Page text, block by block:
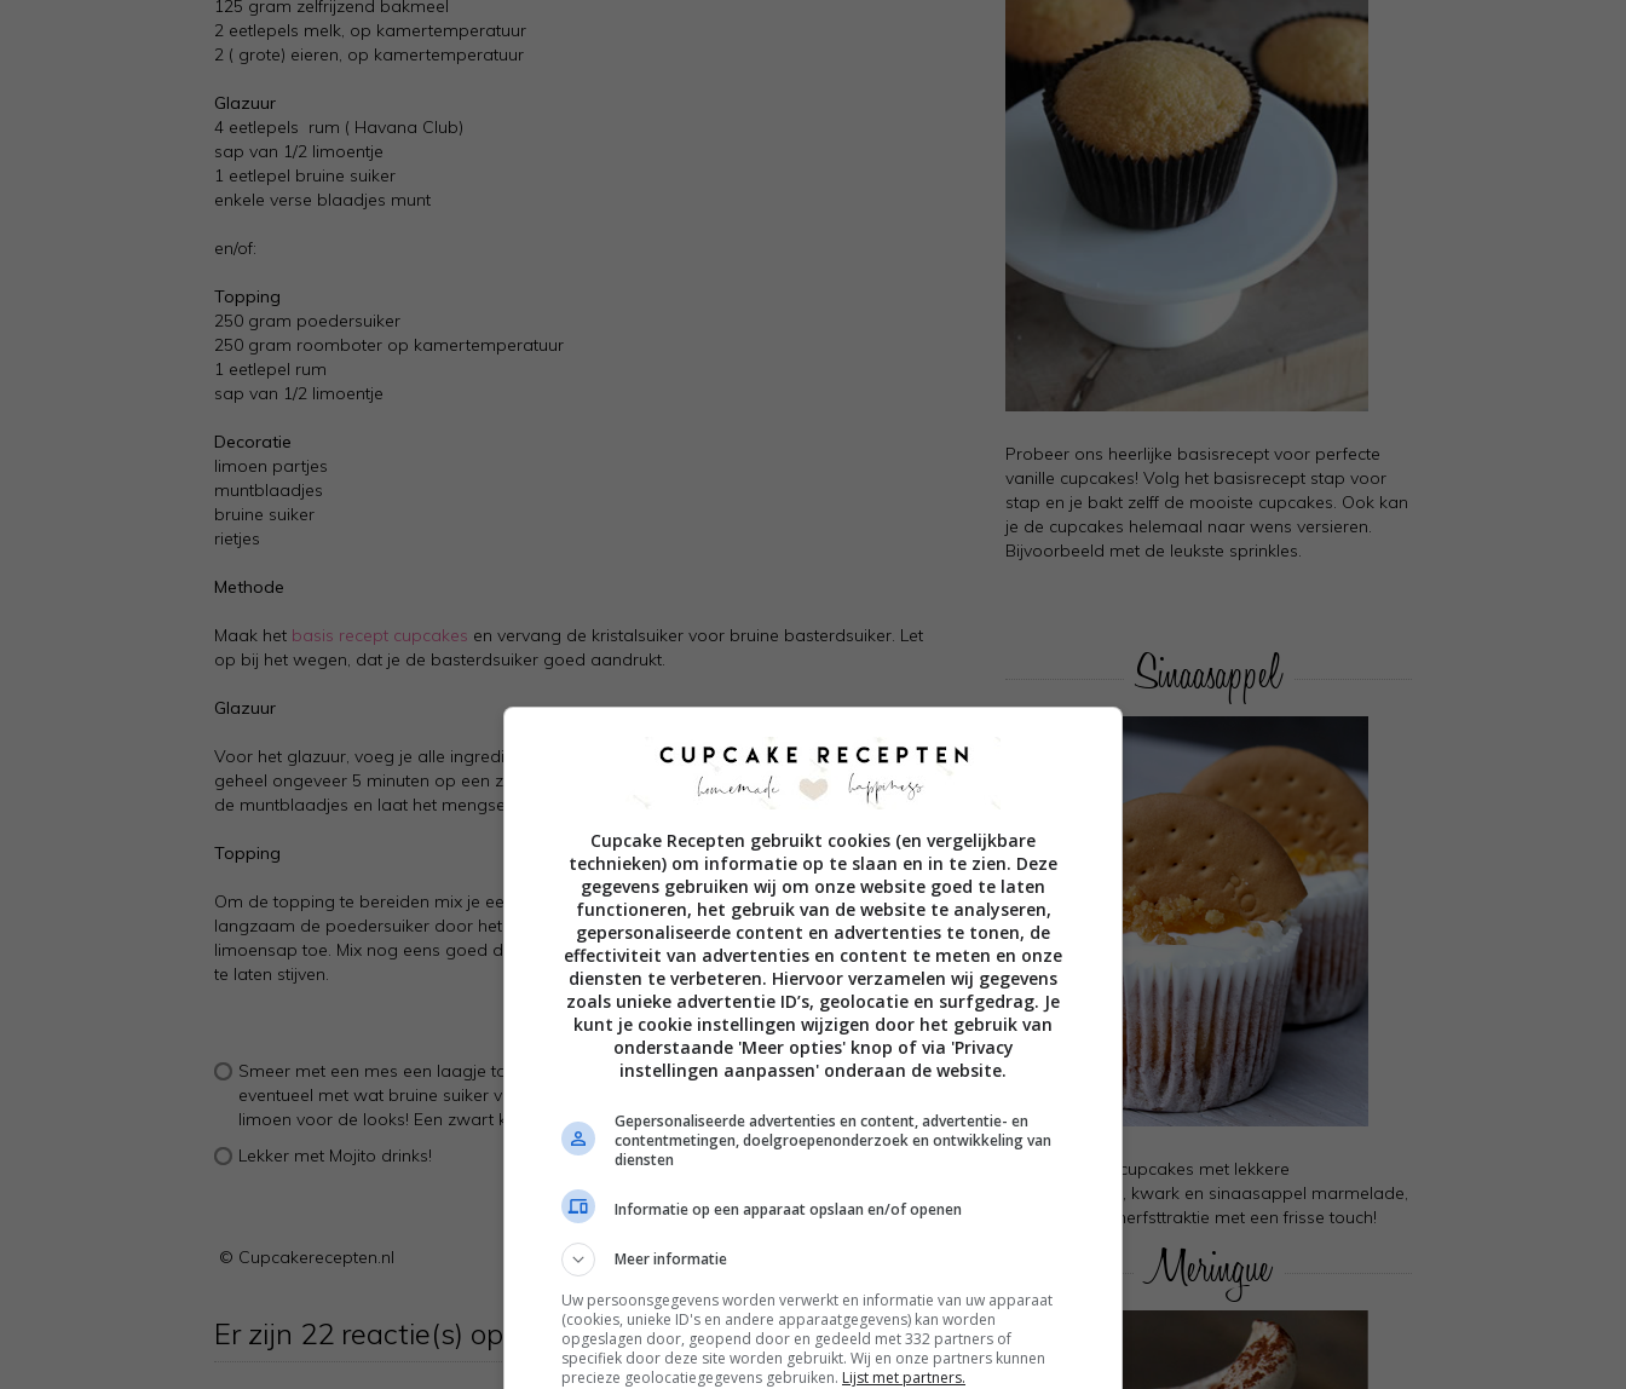
125 gram zelfrijzend bakmeel
2 eetlepels melk, op kamertemperatuur
2 ( grote) eieren, op kamertemperatuur
Glazuur
4 eetlepels rum ( Havana Club)
sap van 1/2 limoentje
1 eetlepel bruine suiker
enkele verse blaadjes munt
en/of:
Topping
250 gram poedersuiker
250 gram roomboter op kamertemperatuur
1 eetlepel rum
sap van 1/2 limoentje
Decoratie
limoen partjes
muntblaadjes
bruine suiker
rietjes
Methode
Maak het basis recept cupcakes en vervang de kristalsuiker voor bruine basterdsuiker. Let
op bij het wegen, dat je de basterdsuiker goed aandrukt.
Glazuur
Voor het glazuur, voeg je alle ingrediënten bij elkaar in in een steelpan. Verwarm het
geheel ongeveer 5 minuten op een zacht vuur zodat het licht inkookt. Blijf roeren. Verwijder
de muntblaadjes en laat het mengsel afkoelen. Smeer het mengsel op de cupcakes.
Topping
Om de topping te bereiden mix je eerst de boter tot een smeuïg geheel. Meng dan
langzaam de poedersuiker door het boter mengsel mooi luchtig beslag. Voeg rum en
limoensap toe. Mix nog eens goed door. Zet de topping even in de koelkast om goed op
te laten stijven.
Smeer met een mes een laagje topping op de cakejes of gebruik een spuitzak. Garneer
eventueel met wat bruine suiker voor wat extra crunch en een blaadje munt of partje
limoen voor de looks! Een zwart klein dik rietje staat ook feestelijk.
Lekker met Mojito drinks!
© Cupcakerecepten.nl
Er zijn 22 reactie(s) op dit recept.
Probeer ons heerlijke basisrecept voor perfecte
vanille cupcakes! Volg het basisrecept stap voor
stap en je bakt zelff de mooiste cupcakes. Ook kan
je de cupcakes helemaal naar wens versieren.
Bijvoorbeeld met de leukste sprinkles.
Sinaasappel
Deze heerlijke cupcakes met lekkere
koekjesbodem, kwark en sinaasappel marmelade,
is een lekkere herfsttraktie met een frisse touch!
Meringue
Cupcake Recepten gebruikt cookies (en vergelijkbare
technieken) om informatie op te slaan en in te zien. Deze
gegevens gebruiken wij om onze website goed te laten
functioneren, het gebruik van de website te analyseren,
gepersonaliseerde content en advertenties te tonen, de
effectiviteit van advertenties en content te meten en onze
diensten te verbeteren. Hiervoor verzamelen wij gegevens
zoals unieke advertentie ID’s, geolocatie en surfgedrag. Je
kunt je cookie instellingen wijzigen door het gebruik van
onderstaande 'Meer opties' knop of via 'Privacy
instellingen aanpassen' onderaan de website.
Gepersonaliseerde advertenties en content, advertentie- en
contentmetingen, doelgroepenonderzoek en ontwikkeling van
diensten
Informatie op een apparaat opslaan en/of openen
Meer informatie
Uw persoonsgegevens worden verwerkt en informatie van uw apparaat
(cookies, unieke ID's en andere apparaatgegevens) kan worden
opgeslagen door, geopend door en gedeeld met 332 partners of
specifiek door deze site worden gebruikt. Wij en onze partners kunnen
precieze geolocatiegegevens gebruiken. Lijst met partners.